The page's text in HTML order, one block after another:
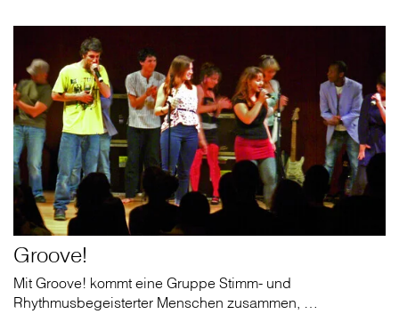
Groove!
Mit Groove! kommt eine Gruppe Stimm- und
Rhythmusbegeisterter Menschen zusammen, …